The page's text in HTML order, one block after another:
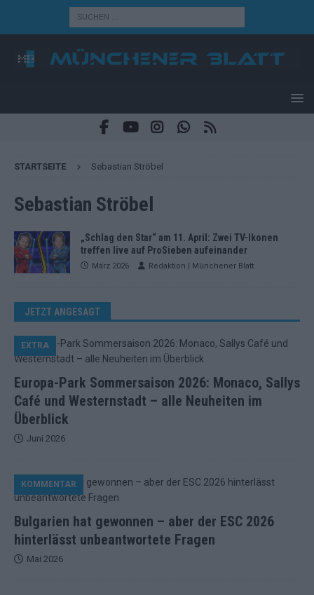
STARTSEITE Sebastian Ströbel
Sebastian Ströbel
„Schlag den Star“ am 11. April: Zwei TV-Ikonen
treffen live auf ProSieben aufeinander
März 2026 Redaktion | Münchener Blatt
JETZT ANGESAGT
Europa-Park Sommersaison 2026: Monaco, Sallys
Café und Westernstadt – alle Neuheiten im
Überblick
EXTRA
Juni 2026
Bulgarien hat gewonnen – aber der ESC 2026
hinterlässt unbeantwortete Fragen
KOMMENTAR
Mai 2026